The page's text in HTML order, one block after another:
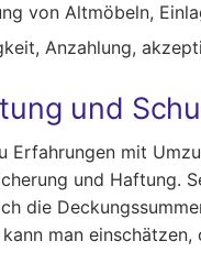
von Altmöbeln,
Anzahlung,
und
Erfahrungen mit
und Haftung.
die
man